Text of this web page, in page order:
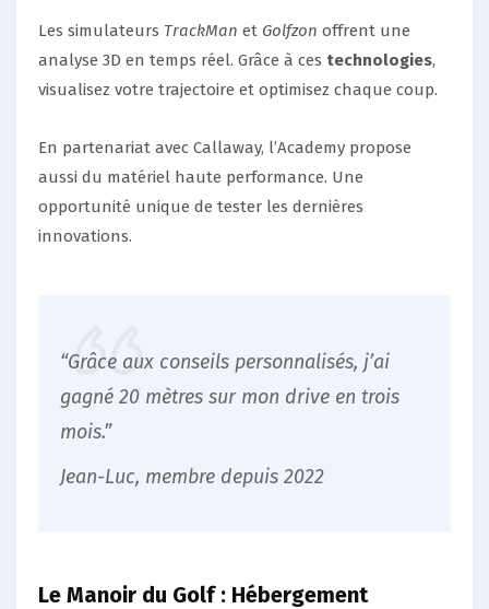
Les simulateurs TrackMan et Golfzon offrent une
analyse 3D en temps réel. Grâce à ces technologies,
visualisez votre trajectoire et optimisez chaque coup.
En partenariat avec Callaway, l’Academy propose
aussi du matériel haute performance. Une
opportunité unique de tester les dernières
innovations.
“Grâce aux conseils personnalisés, j’ai
gagné 20 mètres sur mon drive en trois
mois.”
Jean-Luc, membre depuis 2022
Le Manoir du Golf : Hébergement